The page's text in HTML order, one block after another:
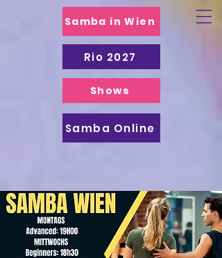
Samba in Wien
Samba Online
Shows
Rio 2027